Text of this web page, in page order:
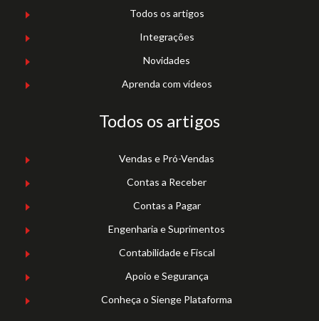
Todos os artigos
Integrações
Novidades
Aprenda com vídeos
Todos os artigos
Vendas e Pró-Vendas
Contas a Receber
Contas a Pagar
Engenharia e Suprimentos
Contabilidade e Fiscal
Apoio e Segurança
Conheça o Sienge Plataforma